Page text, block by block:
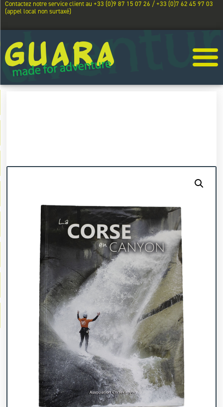
Contactez notre service client au +33 (0)9 87 15 07 26 / +33 (0)7 62 45 97 03
(appel local non surtaxé)